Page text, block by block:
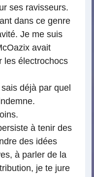
ses ravisseurs.
dans ce genre
Je me suis
avait
les électrochocs
déjà par quel
à tenir des
des idées
à parler de la
je te jure